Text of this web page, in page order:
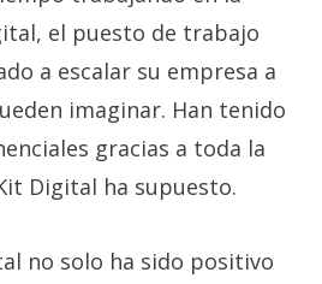
el puesto de trabajo
a escalar su empresa a
imaginar. Han tenido
gracias a toda la
Digital ha supuesto.
no solo ha sido positivo